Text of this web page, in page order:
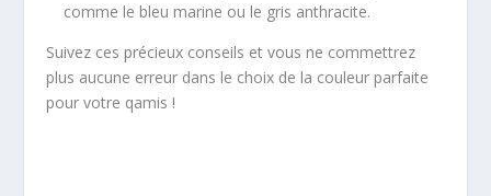
comme le bleu marine ou le gris anthracite.
Suivez ces précieux conseils et vous ne commettrez
plus aucune erreur dans le choix de la couleur parfaite
pour votre qamis !